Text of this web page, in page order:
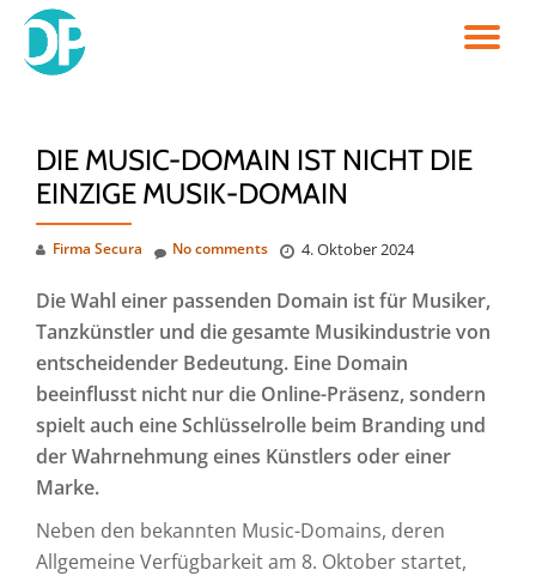
Skip
DIE MUSIC-DOMAIN IST NICHT DIE
EINZIGE MUSIK-DOMAIN
Firma Secura 4. Oktober 2024
No comments
Die Wahl einer passenden Domain ist für Musiker,
Tanzkünstler und die gesamte Musikindustrie von
entscheidender Bedeutung. Eine Domain
beeinflusst nicht nur die Online-Präsenz, sondern
spielt auch eine Schlüsselrolle beim Branding und
der Wahrnehmung eines Künstlers oder einer
Marke.
Neben den bekannten Music-Domains, deren
Allgemeine Verfügbarkeit am 8. Oktober startet,